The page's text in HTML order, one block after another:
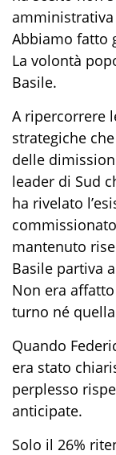
Abbiamo fatto
La volontà
Basile.
A ripercorrere
strategiche
delle
leader di Sud
ha rivelato
mantenuto
Basile partiva
Non era
turno né
Quando
era stato
perplesso
anticipate.
Solo il 26%